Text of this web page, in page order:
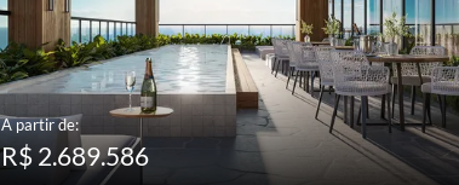
A partir de:
R$ 2.689.586